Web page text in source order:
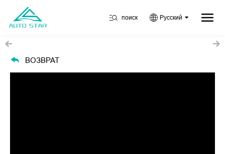
поиск Русский
ВОЗВРАТ